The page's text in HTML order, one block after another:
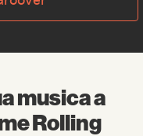
musica a
Rolling